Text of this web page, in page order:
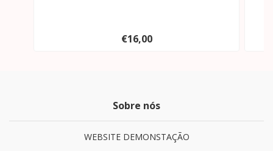
€16,00
Sobre nós
WEBSITE DEMONSTAÇÃO